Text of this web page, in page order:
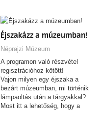
kompozíciója révén.
Éjszakázz a múzeumban!
Néprajzi Múzeum
A programon való részvétel
regisztrációhoz kötött!
Vajon milyen egy éjszaka a
bezárt múzeumban, mi történik
lámpaoltás után a tárgyakkal?
Most itt a lehetőség, hogy a